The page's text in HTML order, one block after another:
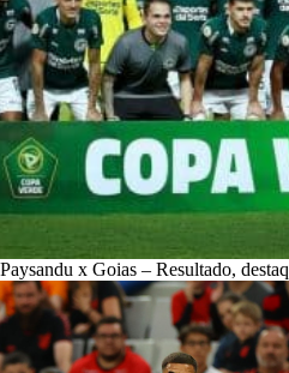
Paysandu x Goias – Resultado,